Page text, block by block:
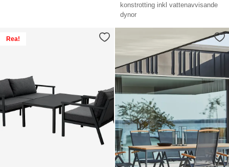
konstrotting inkl vattenavvisande
dynor
Rea!